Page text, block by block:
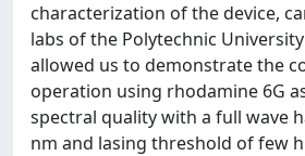
characterization of the device,
labs of the Polytechnic
allowed us to demonstrate the
operation using rhodamine 6G
spectral quality with a full wave
nm and lasing threshold of few